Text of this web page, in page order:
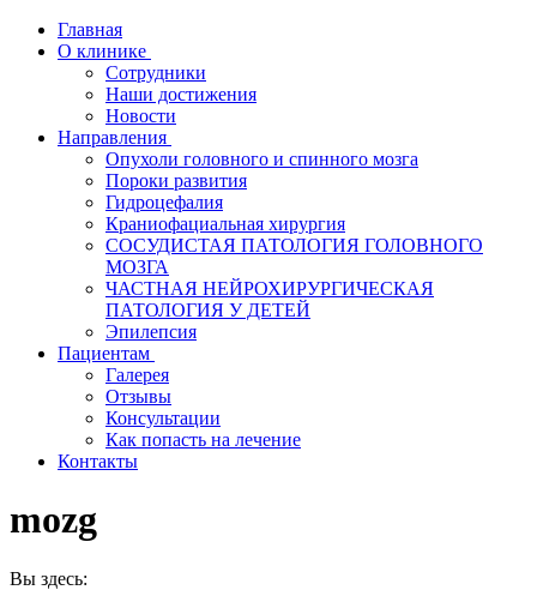
Главная
О клинике
Сотрудники
Наши достижения
Новости
Направления
Опухоли головного и спинного мозга
Пороки развития
Гидроцефалия
Краниофациальная хирургия
СОСУДИСТАЯ ПАТОЛОГИЯ ГОЛОВНОГО
МОЗГА
ЧАСТНАЯ НЕЙРОХИРУРГИЧЕСКАЯ
ПАТОЛОГИЯ У ДЕТЕЙ
Эпилепсия
Пациентам
Галерея
Отзывы
Консультации
Как попасть на лечение
Контакты
mozg
Вы здесь: